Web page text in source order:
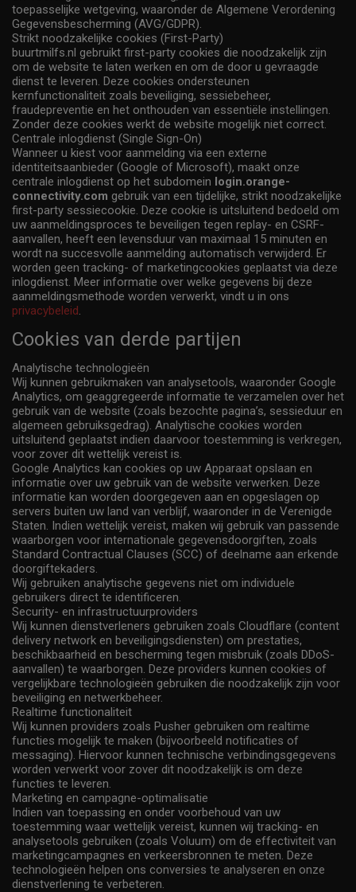
toepasselijke wetgeving, waaronder de Algemene Verordening
Gegevensbescherming (AVG/GDPR).
Strikt noodzakelijke cookies (First-Party)
buurtmilfs.nl gebruikt first-party cookies die noodzakelijk zijn
om de website te laten werken en om de door u gevraagde
dienst te leveren. Deze cookies ondersteunen
kernfunctionaliteit zoals beveiliging, sessiebeheer,
fraudepreventie en het onthouden van essentiële instellingen.
Zonder deze cookies werkt de website mogelijk niet correct.
Centrale inlogdienst (Single Sign-On)
Wanneer u kiest voor aanmelding via een externe
identiteitsaanbieder (Google of Microsoft), maakt onze
centrale inlogdienst op het subdomein login.orange-
connectivity.com gebruik van een tijdelijke, strikt noodzakelijke
first-party sessiecookie. Deze cookie is uitsluitend bedoeld om
uw aanmeldingsproces te beveiligen tegen replay- en CSRF-
aanvallen, heeft een levensduur van maximaal 15 minuten en
wordt na succesvolle aanmelding automatisch verwijderd. Er
worden geen tracking- of marketingcookies geplaatst via deze
inlogdienst. Meer informatie over welke gegevens bij deze
aanmeldingsmethode worden verwerkt, vindt u in ons
privacybeleid.
Cookies van derde partijen
Analytische technologieën
Wij kunnen gebruikmaken van analysetools, waaronder Google
Analytics, om geaggregeerde informatie te verzamelen over het
gebruik van de website (zoals bezochte pagina’s, sessieduur en
algemeen gebruiksgedrag). Analytische cookies worden
uitsluitend geplaatst indien daarvoor toestemming is verkregen,
voor zover dit wettelijk vereist is.
Google Analytics kan cookies op uw Apparaat opslaan en
informatie over uw gebruik van de website verwerken. Deze
informatie kan worden doorgegeven aan en opgeslagen op
servers buiten uw land van verblijf, waaronder in de Verenigde
Staten. Indien wettelijk vereist, maken wij gebruik van passende
waarborgen voor internationale gegevensdoorgiften, zoals
Standard Contractual Clauses (SCC) of deelname aan erkende
doorgiftekaders.
Wij gebruiken analytische gegevens niet om individuele
gebruikers direct te identificeren.
Security- en infrastructuurproviders
Wij kunnen dienstverleners gebruiken zoals Cloudflare (content
delivery network en beveiligingsdiensten) om prestaties,
beschikbaarheid en bescherming tegen misbruik (zoals DDoS-
aanvallen) te waarborgen. Deze providers kunnen cookies of
vergelijkbare technologieën gebruiken die noodzakelijk zijn voor
beveiliging en netwerkbeheer.
Realtime functionaliteit
Wij kunnen providers zoals Pusher gebruiken om realtime
functies mogelijk te maken (bijvoorbeeld notificaties of
messaging). Hiervoor kunnen technische verbindingsgegevens
worden verwerkt voor zover dit noodzakelijk is om deze
functies te leveren.
Marketing en campagne-optimalisatie
Indien van toepassing en onder voorbehoud van uw
toestemming waar wettelijk vereist, kunnen wij tracking- en
analysetools gebruiken (zoals Voluum) om de effectiviteit van
marketingcampagnes en verkeersbronnen te meten. Deze
technologieën helpen ons conversies te analyseren en onze
dienstverlening te verbeteren.